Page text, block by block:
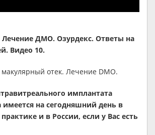
Лечение ДМО. Озурдекс. Ответы на
Видео 10.
отек. Лечение DMO.
имплантата
имеется на сегодняшний день в
и в России, если у Вас есть